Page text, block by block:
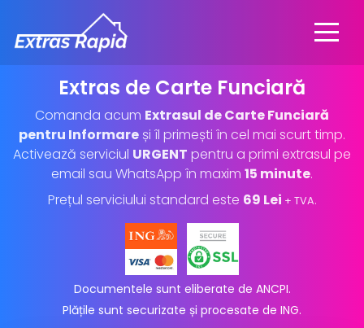
Extras de Carte Funciară
Comanda acum Extrasul de Carte Funciară
pentru Informare și îl primești în cel mai scurt timp.
Activează serviciul URGENT pentru a primi extrasul pe
email sau WhatsApp în maxim 15 minute.
Prețul serviciului standard este 69 Lei + TVA.
Documentele sunt eliberate de ANCPI.
Plățile sunt securizate și procesate de ING.